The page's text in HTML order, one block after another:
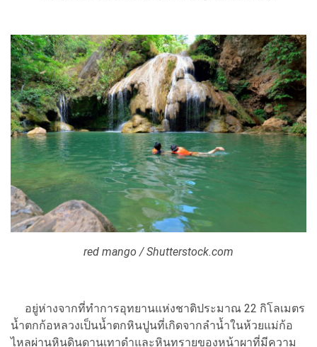
red mango / Shutterstock.com
อยู่ห่างจากที่ทำการอุทยานแห่งชาติประมาณ 22 กิโลเมตร
น้ำตกก้อหลวงเป็นน้ำตกหินปูนที่เกิดจากลำน้ำในห้วยแม่ก้อ
ไหลผ่านหินดินดานเทาดำและหินทรายของหน้าผาที่มีความ